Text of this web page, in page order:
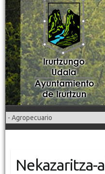
Nekazaritza-